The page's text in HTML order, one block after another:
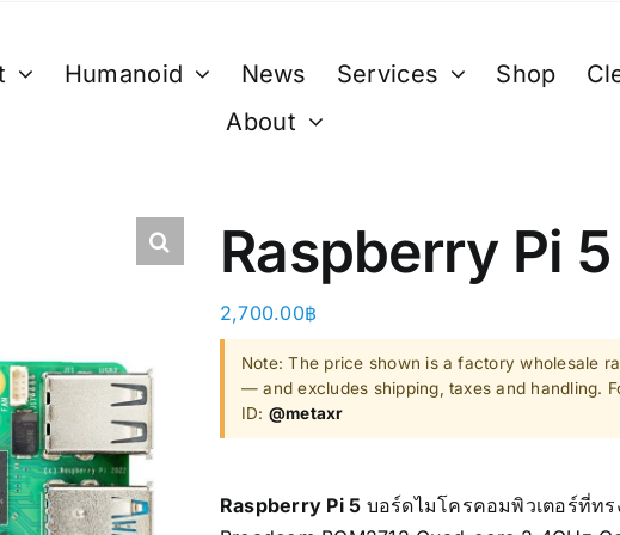
Ray-Ban Meta Glasses
Microsoft Hololens 2
Bestseller
Supermicro GPU
Mini/Micro PC & eGPU
Humanoid News Services Shop
About
Raspberry Pi
2,700.00฿
Note: The price shown is a factory wholesale
— and excludes shipping, taxes and handling.
ID: @metaxr
Raspberry Pi 5 บอร์ดไมโครคอมพิวเตอร์ที่ท